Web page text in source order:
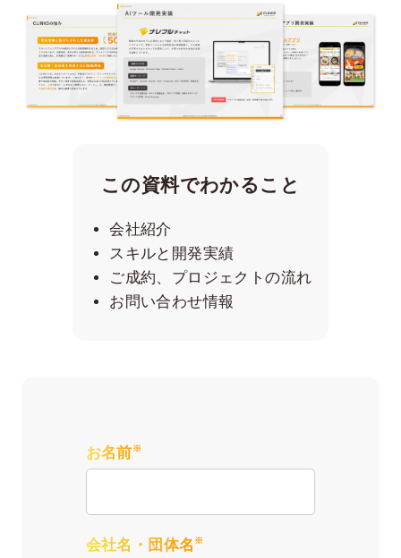
この資料でわかること
会社紹介
スキルと開発実績
ご成約、プロジェクトの流れ
お問い合わせ情報
お名前※
会社名・団体名 ※